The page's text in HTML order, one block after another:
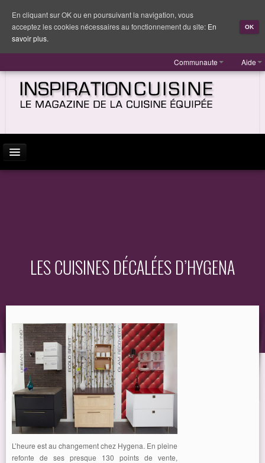
Communaute Aide
GUIDE
LES CUISINES DÉCALÉES D’HYGENA
L’heure est au changement chez Hygena. En pleine
refonte de ses presque 130 points de vente,
En cliquant sur OK ou en poursuivant la navigation, vous
acceptez les cookies nécessaires au fonctionnement du site: En
savoir plus.
OK